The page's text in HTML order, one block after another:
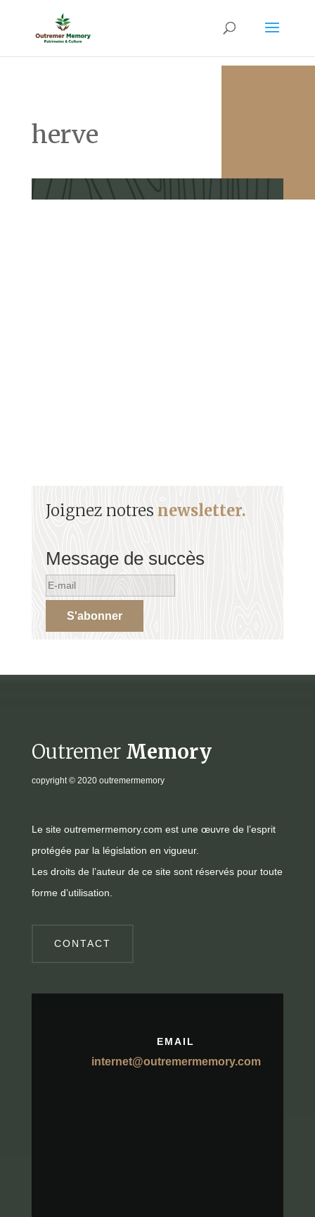
herve
Joignez notres newsletter.
Message de succès
S'abonner
Outremer Memory
copyright© 2020 outremermemory
Le site outremermemory.com est une œuvre de l’esprit
protégée par la législation en vigueur.
Les droits de l’auteur de ce site sont réservés pour toute
forme d’utilisation.
CONTACT
EMAIL
internet@outremermemory.com